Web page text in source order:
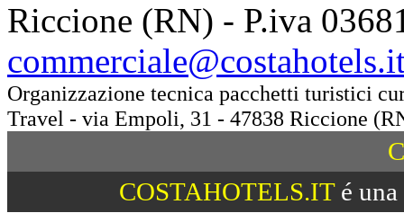
Riccione (RN) - P.iva
Organizzazione tecnica pacchetti turistici
Travel - via Empoli, 31 - 47838 Riccione
COSTAHOTELS.ITé una